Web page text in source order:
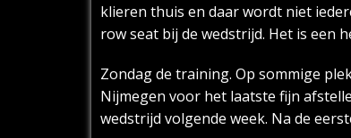
klieren thuis en daar wordt niet
row seat bij de wedstrijd. Het is een
Zondag de training. Op sommige
Nijmegen voor het laatste fijn
wedstrijd volgende week. Na de